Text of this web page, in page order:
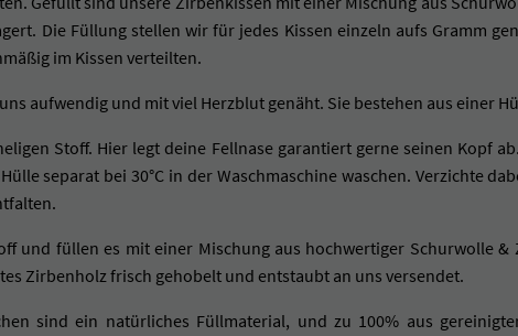
e
n
g
Die Füllung stellen wir für jedes Kissen einzeln aufs Gramm
im Kissen verteilten.
aufwendig und mit viel Herzblut genäht. Sie bestehen aus einer
Stoff. Hier legt deine Fellnase garantiert gerne seinen Kopf
separat bei 30°C in der Waschmaschine waschen. Verzichte
und füllen es mit einer Mischung aus hochwertiger Schurwolle
Zirbenholz frisch gehobelt und entstaubt an uns versendet.
sind ein natürliches Füllmaterial, und zu 100% aus